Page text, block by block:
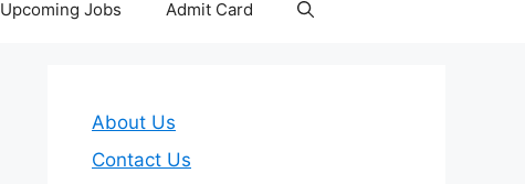
Upcoming Jobs Admit Card
About Us
Contact Us